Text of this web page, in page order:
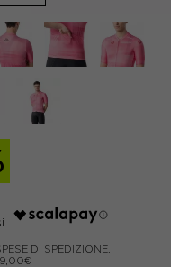
DI SPEDIZIONE.